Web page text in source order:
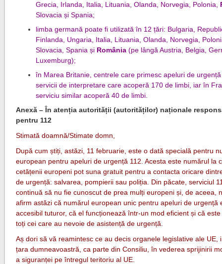
Grecia, Irlanda, Italia, Lituania, Olanda, Norvegia, Polonia,
Slovacia și Spania;
limba germană poate fi utilizată în 12 țări: Bulgaria,
Finlanda, Ungaria, Italia, Lituania, Olanda, Norvegia,
Slovacia, Spania și România (pe lângă Austria, Belgia,
Luxemburg);
în Marea Britanie, centrele care primesc apeluri de
servicii de interpretare care acoperă 170 de limbi, iar în
serviciu similar acoperă 40 de limbi.
Anexă – În atenția autorității (autorităților) naționale
pentru 112
Stimată doamnă/Stimate domn,
După cum știți, astăzi, 11 februarie, este o dată specială pentru
european pentru apeluri de urgență 112. Acesta este numărul la
cetățenii europeni pot suna gratuit pentru a contacta oricare
de urgență: salvarea, pompierii sau poliția. Din păcate, serviciul
continuă să nu fie cunoscut de prea mulți europeni și, de aceea,
afirm astăzi că numărul european unic pentru apeluri de urgență
accesibil tuturor, că el funcționează într-un mod eficient și că
toți cei care au nevoie de asistență de urgență.
Aș dori să vă reamintesc ce au decis organele legislative ale UE,
țara dumneavoastră, ca parte din Consiliu, în vederea sprijinirii
a siguranței pe întregul teritoriu al UE.